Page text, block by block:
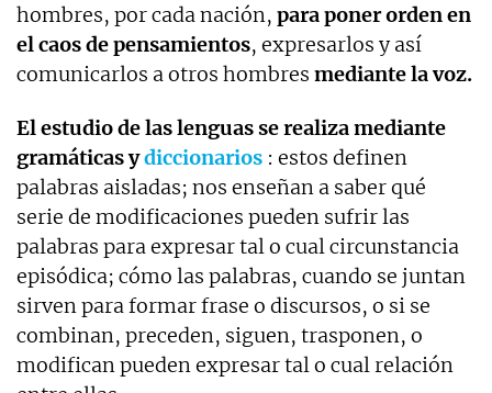
hombres, por cada nación, para poner orden en
el caos de pensamientos, expresarlos y así
comunicarlos a otros hombres mediante la voz.
El estudio de las lenguas se realiza mediante
gramáticas ydiccionarios : estos definen
palabras aisladas; nos enseñan a saber qué
serie de modificaciones pueden sufrir las
palabras para expresar tal o cual circunstancia
episódica; cómo las palabras, cuando se juntan
sirven para formar frase o discursos, o si se
combinan, preceden, siguen, trasponen, o
modifican pueden expresar tal o cual relación